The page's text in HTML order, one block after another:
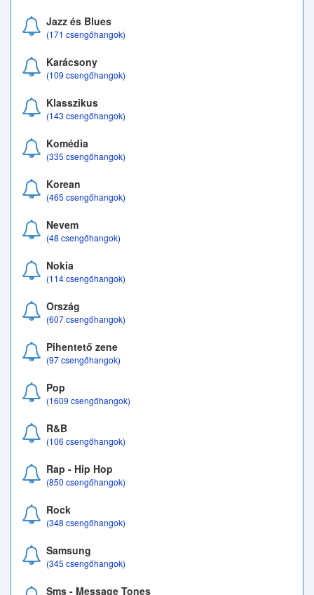
Jazz és Blues
(171 csengőhangok)
Karácsony
(109 csengőhangok)
Klasszikus
(143 csengőhangok)
Komédia
(335 csengőhangok)
Korean
(465 csengőhangok)
Nevem
(48 csengőhangok)
Nokia
(114 csengőhangok)
Ország
(607 csengőhangok)
Pihentető zene
(97 csengőhangok)
Pop
(1609 csengőhangok)
R&B
(106 csengőhangok)
Rap - Hip Hop
(850 csengőhangok)
Rock
(348 csengőhangok)
Samsung
(345 csengőhangok)
Sms - Message Tones